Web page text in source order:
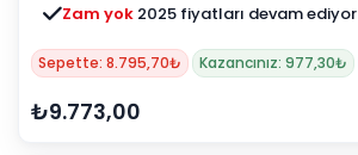
Zam yok 2025 fiyatları devam ediyor
Sepette: 8.795,70₺ Kazancınız: 977,30₺
₺9.773,00